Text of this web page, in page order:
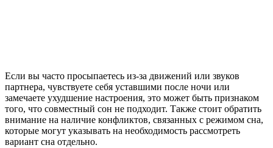
Если вы часто просыпаетесь из-за движений или звуков
партнера, чувствуете себя уставшими после ночи или
замечаете ухудшение настроения, это может быть признаком
того, что совместный сон не подходит. Также стоит обратить
внимание на наличие конфликтов, связанных с режимом сна,
которые могут указывать на необходимость рассмотреть
вариант сна отдельно.